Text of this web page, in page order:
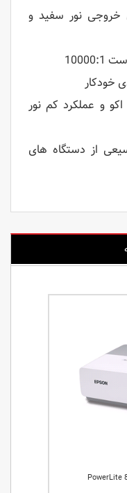
روشن: 3000 لومن خروجی نور سفید و
خودکار
و عملکرد کم نور
از دستگاه های